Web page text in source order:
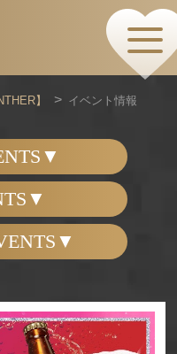
ーフォト
ある質問
TO JAPAN
】 イベント情報